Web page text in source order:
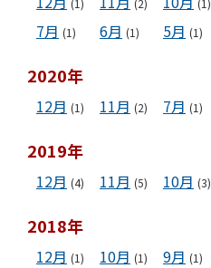
(1) (2) (1)
7月 (1) 6月 (1) 5月 (1)
2020年
12月 (1) 11月 (2) 7月 (1)
2019年
12月 (4) 11月 (5) 10月 (3)
2018年
12月 (1) 10月 (1) 9月 (1)